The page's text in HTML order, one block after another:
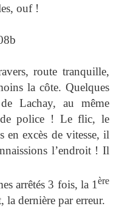
ouf !
route tranquille,
la côte. Quelques
Lachay, au même
de police ! Le flic, le
en excès de vitesse, il
l’endroit ! Il
arrêtés 3 fois, la 1ère
dernière par erreur.